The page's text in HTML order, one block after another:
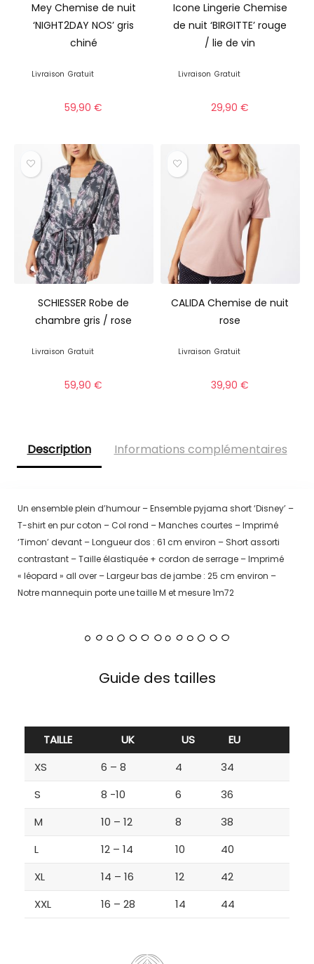
Mey Chemise de nuit
‘NIGHT2DAY NOS’ gris
chiné
Livraison Gratuit
59,90€
Icone Lingerie Chemise
de nuit ‘BIRGITTE’ rouge
/ lie de vin
Livraison Gratuit
29,90€
SCHIESSER Robe de
chambre gris / rose
Livraison Gratuit
59,90€
CALIDA Chemise de nuit
rose
Livraison Gratuit
39,90€
Description Informations complémentaires
Un ensemble plein d’humour – Ensemble pyjama short ‘Disney’ –
T-shirt en pur coton – Col rond – Manches courtes – Imprimé
‘Timon’ devant – Longueur dos : 61 cm environ – Short assorti
contrastant – Taille élastiquée + cordon de serrage – Imprimé
« léopard » all over – Largeur bas de jambe : 25 cm environ –
Notre mannequin porte une taille M et mesure 1m72
Guide des tailles
TAILLE UK US
EU
XS
6 – 8 4
34
S
8 -10 6
36
M
10 – 12 8
38
L
12 – 14 10
40
XL
14 – 16 12
42
XXL
16 – 28 14 44